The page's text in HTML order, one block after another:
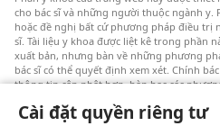
Cài đặt quyền riêng tư
cho bác sĩ và những người thuộc ngành y.
hoặc đề nghị bất cứ phương pháp điều trị
sĩ. Tài liệu y khoa được liệt kê trong phần
xuất bản, nhưng bàn về những phương
bác sĩ có thể quyết định xem xét. Chính
thông tin cập nhật hơn, bàn bạc các
tin của bệnh nhân. Không phải tất cả các
hợp cho mọi bệnh nhân.